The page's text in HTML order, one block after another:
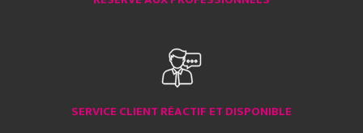
SERVICE CLIENT RÉACTIF ET DISPONIBLE